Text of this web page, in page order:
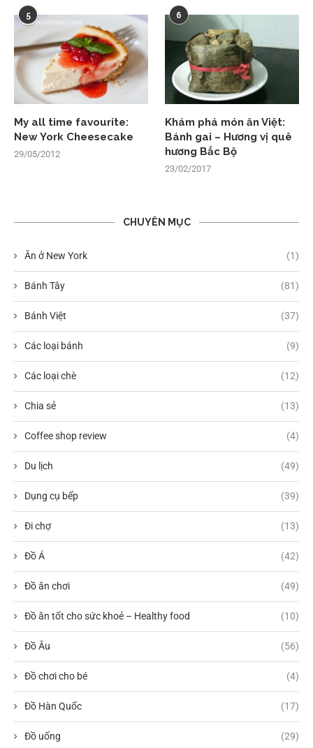
5
My all time favourite:
New York Cheesecake
29/05/2012
6
Khám phá món ăn Việt:
Bánh gai – Hương vị quê
hương Bắc Bộ
23/02/2017
CHUYÊN MỤC
Ăn ở New York (1)
Bánh Tây (81)
Bánh Việt (37)
Các loại bánh (9)
Các loại chè (12)
Chia sẻ (13)
Coffee shop review (4)
Du lịch (49)
Dụng cụ bếp (39)
Đi chợ (13)
Đồ Á (42)
Đồ ăn chơi (49)
Đồ ăn tốt cho sức khoẻ – Healthy food (10)
Đồ Âu (56)
Đồ chơi cho bé (4)
Đồ Hàn Quốc (17)
Đồ uống (29)